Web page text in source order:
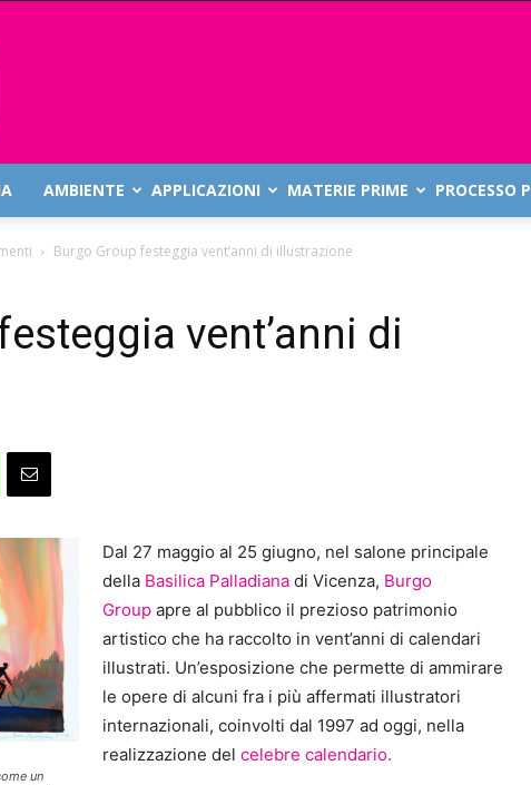
AMBIENTE APPLICAZIONI MATERIE PRIME PROCESSO
Burgo Group festeggia vent’anni di illustrazione
vent’anni di
un
Dal 27 maggio al 25 giugno, nel salone principale
della Basilica Palladiana di Vicenza, Burgo
Group apre al pubblico il prezioso patrimonio
artistico che ha raccolto in vent’anni di calendari
illustrati. Un’esposizione che permette di ammirare
le opere di alcuni fra i più affermati illustratori
internazionali, coinvolti dal 1997 ad oggi, nella
realizzazione del celebre calendario.